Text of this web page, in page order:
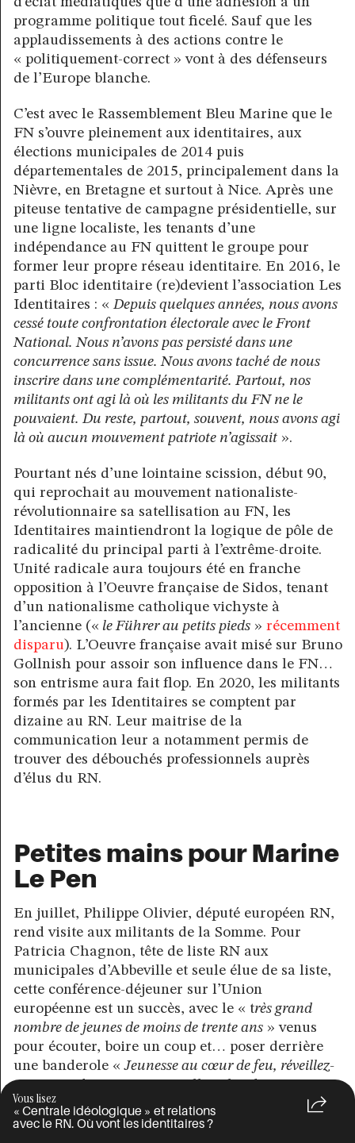
Vous lisez
« Centrale idéologique » et relations
avec le RN. Où vont les identitaires ?
programme politique tout ficelé. Sauf que les
applaudissements à des actions contre le
« politiquement-correct » vont à des défenseurs
de l’Europe blanche.
C’est avec le Rassemblement Bleu Marine que le
FN s’ouvre pleinement aux identitaires, aux
élections municipales de 2014 puis
départementales de 2015, principalement dans la
Nièvre, en Bretagne et surtout à Nice. Après une
piteuse tentative de campagne présidentielle, sur
une ligne localiste, les tenants d’une
indépendance au FN quittent le groupe pour
former leur propre réseau identitaire. En 2016, le
parti Bloc identitaire (re)devient l’association Les
Identitaires : « Depuis quelques années, nous avons
cessé toute confrontation électorale avec le Front
National. Nous n’avons pas persisté dans une
concurrence sans issue. Nous avons taché de nous
inscrire dans une complémentarité. Partout, nos
militants ont agi là où les militants du FN ne le
pouvaient. Du reste, partout, souvent, nous avons agi
là où aucun mouvement patriote n’agissait ».
Pourtant nés d’une lointaine scission, début 90,
qui reprochait au mouvement nationaliste-
révolutionnaire sa satellisation au FN, les
Identitaires maintiendront la logique de pôle de
radicalité du principal parti à l’extrême-droite.
Unité radicale aura toujours été en franche
opposition à l’Oeuvre française de Sidos, tenant
d’un nationalisme catholique vichyste à
l’ancienne (« le Führer au petits pieds » récemment
disparu). L’Oeuvre française avait misé sur Bruno
Gollnish pour assoir son influence dans le FN…
son entrisme aura fait flop. En 2020, les militants
formés par les Identitaires se comptent par
dizaine au RN. Leur maitrise de la
communication leur a notamment permis de
trouver des débouchés professionnels auprès
d’élus du RN.
Petites mains pour Marine
Le Pen
En juillet, Philippe Olivier, député européen RN,
rend visite aux militants de la Somme. Pour
Patricia Chagnon, tête de liste RN aux
municipales d’Abbeville et seule élue de sa liste,
cette conférence-déjeuner sur l’Union
européenne est un succès, avec le « très grand
nombre de jeunes de moins de trente ans » venus
pour écouter, boire un coup et… poser derrière
une banderole «Jeunesse au cœur de feu, réveillez-
vous Picards
Identitaires, pas étonnant. On compte au premier
rang plusieurs militants ayant faits leurs armes